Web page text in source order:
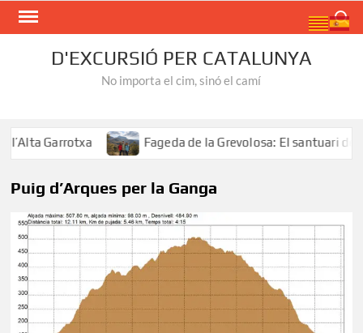
Skip
D'EXCURSIÓ PER CATALUNYA
No importa el cim, sinó el camí
Garrotxa Fageda de la Grevolosa: El santuari dels
Puig d’Arques per la Ganga